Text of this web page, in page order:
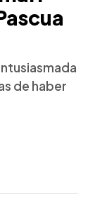
de haber